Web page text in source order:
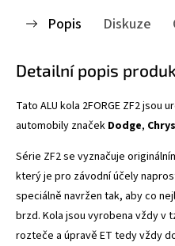
Popis Diskuze
Detailní popis
Tato ALU kola 2FORGE ZF2jsou
automobily značek Dodge,
Série ZF2 se vyznačuje
který je pro závodní účely
speciálně navržen tak, aby co
brzd. Kola jsou vyrobena vždy v
rozteče a úpravě ET tedy vždy